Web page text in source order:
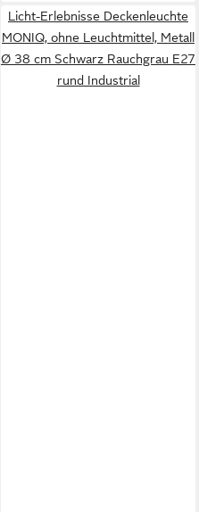
Licht-Erlebnisse Deckenleuchte
MONIQ, ohne Leuchtmittel, Metall
Ø 38 cm Schwarz Rauchgrau E27
rund Industrial